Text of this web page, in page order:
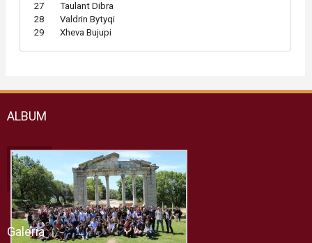
27
Taulant Dibra
28
Valdrin Bytyqi
29
Xheva Bujupi
ALBUM
Galeria